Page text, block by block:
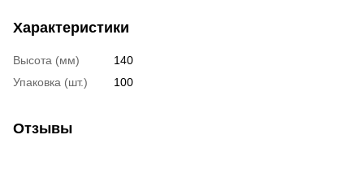
Характеристики
Высота (мм)
140
Упаковка (шт.)
100
Отзывы